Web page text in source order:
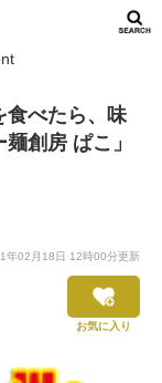
食べたら、味
創房 ぱこ」
年02月18日 12時00分更新
お気に入り